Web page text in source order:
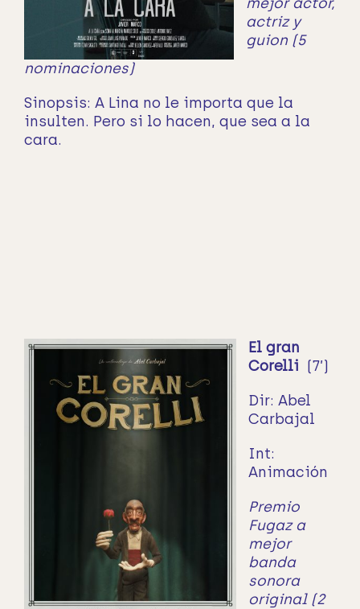
actriz y
guion (5
nominaciones)
Sinopsis: A Lina no le importa que la
insulten. Pero si lo hacen, que sea a la
cara.
El gran
Corelli (7’)
Dir: Abel
Carbajal
Int:
Animación
Premio
Fugaz a
mejor
banda
sonora
original (2